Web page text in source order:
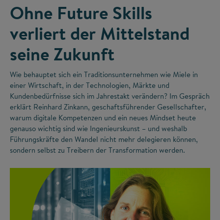
Ohne Future Skills
verliert der Mittelstand
seine Zukunft
Wie behauptet sich ein Traditionsunternehmen wie Miele in
einer Wirtschaft, in der Technologien, Märkte und
Kundenbedürfnisse sich im Jahrestakt verändern? Im Gespräch
erklärt Reinhard Zinkann, geschaftsführender Gesellschafter,
warum digitale Kompetenzen und ein neues Mindset heute
genauso wichtig sind wie Ingenieurskunst – und weshalb
Führungskräfte den Wandel nicht mehr delegieren können,
sondern selbst zu Treibern der Transformation werden.